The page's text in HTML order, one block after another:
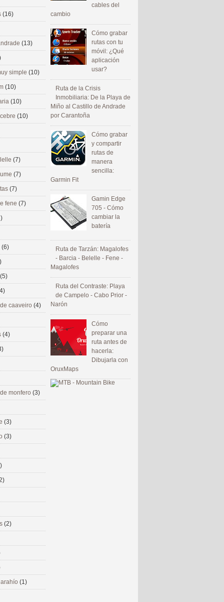
cables del
cambio
Cómo grabar
rutas con tu
móvil: ¿Qué
aplicación
usar?
Ruta de la Crisis
Inmobiliaria: De la Playa de
Miño al Castillo de Andrade
por Carantoña
Cómo grabar
y compartir
rutas de
manera
sencilla:
Garmin Fit
Gamin Edge
705 - Cómo
cambiar la
batería
Ruta de Tarzán: Magalofes
- Barcia - Belelle - Fene -
Magalofes
Ruta del Contraste: Playa
de Campelo - Cabo Prior -
Narón
Cómo
preparar una
ruta antes de
hacerla:
Dibujarla con
OruxMaps
(16)
(13)
simple (10)
(10)
(10)
(10)
(7)
(7)
(7)
fene (7)
(6)
(5)
caaveiro (4)
(4)
monfero (3)
(3)
(3)
(2)
(1)